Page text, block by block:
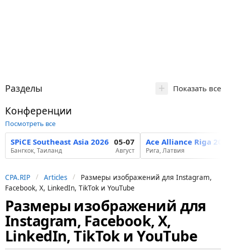
Разделы + Показать все
Конференции
Посмотреть все
SPiCE Southeast Asia 2026
Бангкок, Таиланд
05-07
Август
Ace Alliance Riga
Рига, Латвия
CPA.RIP Articles
Размеры изображений для Instagram,
Facebook, X, LinkedIn, TikTok и YouTube
1
м
е
с
Размеры изображений для
Instagram, Facebook, X,
LinkedIn, TikTok и YouTube